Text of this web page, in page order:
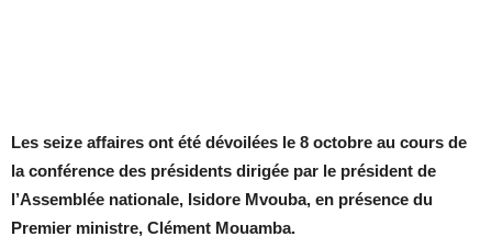
Les seize affaires ont été dévoilées le 8 octobre au cours de
la conférence des présidents dirigée par le président de
l’Assemblée nationale, Isidore Mvouba, en présence du
Premier ministre, Clément Mouamba.